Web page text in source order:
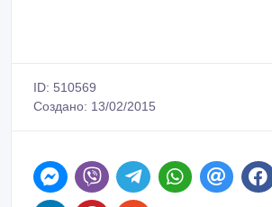
ID: 510569
Создано: 13/02/2015